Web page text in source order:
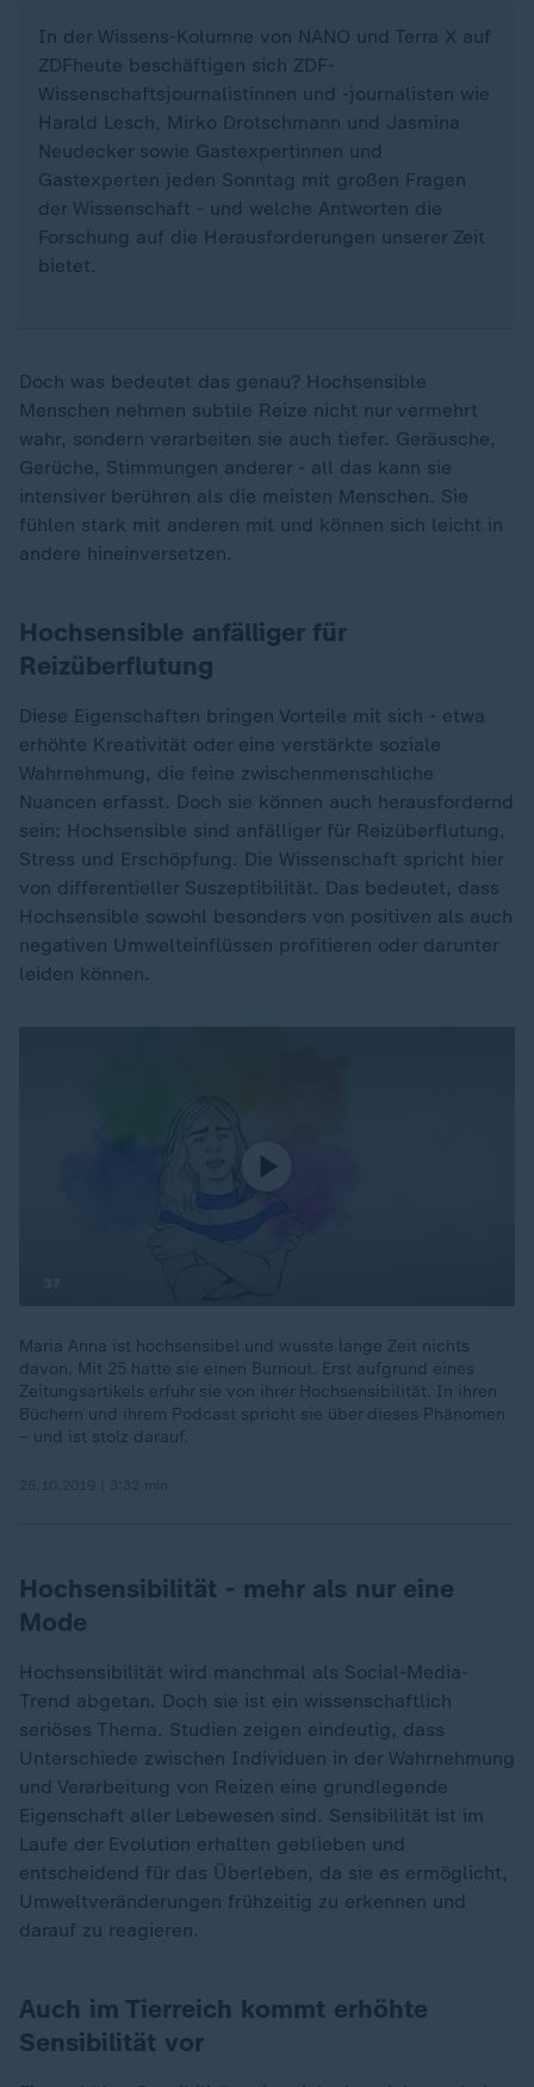
In der Wissens-Kolumne von NANO und Terra X auf
ZDFheute beschäftigen sich ZDF-
Wissenschaftsjournalistinnen und -journalisten wie
Harald Lesch, Mirko Drotschmann und Jasmina
Neudecker sowie Gastexpertinnen und
Gastexperten jeden Sonntag mit großen Fragen
der Wissenschaft - und welche Antworten die
Forschung auf die Herausforderungen unserer Zeit
bietet.
Doch was bedeutet das genau? Hochsensible
Menschen nehmen subtile Reize nicht nur vermehrt
wahr, sondern verarbeiten sie auch tiefer. Geräusche,
Gerüche, Stimmungen anderer - all das kann sie
intensiver berühren als die meisten Menschen. Sie
fühlen stark mit anderen mit und können sich leicht in
andere hineinversetzen.
Hochsensible anfälliger für
Reizüberflutung
Diese Eigenschaften bringen Vorteile mit sich - etwa
erhöhte Kreativität oder eine verstärkte soziale
Wahrnehmung, die feine zwischenmenschliche
Nuancen erfasst. Doch sie können auch herausfordernd
sein: Hochsensible sind anfälliger für Reizüberflutung,
Stress und Erschöpfung. Die Wissenschaft spricht hier
von differentieller Suszeptibilität. Das bedeutet, dass
Hochsensible sowohl besonders von positiven als auch
negativen Umwelteinflüssen profitieren oder darunter
leiden können.
Maria Anna ist hochsensibel und wusste lange Zeit nichts
davon. Mit 25 hatte sie einen Burnout. Erst aufgrund eines
Zeitungsartikels erfuhr sie von ihrer Hochsensibilität. In ihren
Büchern und ihrem Podcast spricht sie über dieses Phänomen
– und ist stolz darauf.
Hochsensibilität - mehr als nur eine
Mode
Hochsensibilität wird manchmal als Social-Media-
Trend abgetan. Doch sie ist ein wissenschaftlich
seriöses Thema. Studien zeigen eindeutig, dass
Unterschiede zwischen Individuen in der Wahrnehmung
und Verarbeitung von Reizen eine grundlegende
Eigenschaft aller Lebewesen sind. Sensibilität ist im
Laufe der Evolution erhalten geblieben und
entscheidend für das Überleben, da sie es ermöglicht,
Umweltveränderungen frühzeitig zu erkennen und
darauf zu reagieren.
Auch im Tierreich kommt erhöhte
Sensibilität vor